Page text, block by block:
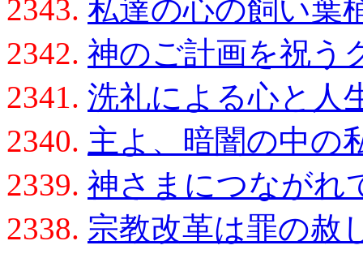
2343. 私達の心の飼い葉
2342. 神のご計画を祝う
2341. 洗礼による心と人
2340. 主よ、暗闇の中の
2339. 神さまにつながれ
2338. 宗教改革は罪の赦